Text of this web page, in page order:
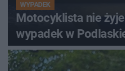
WYPADEK
Motocyklista nie
wypadek w